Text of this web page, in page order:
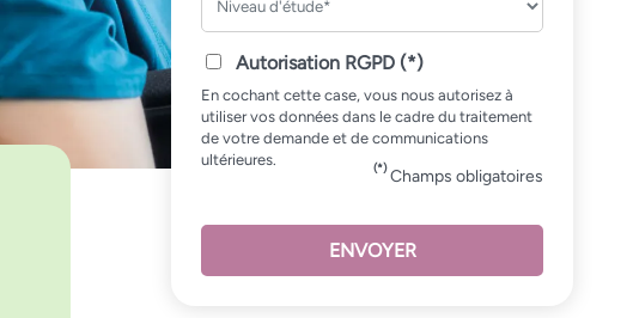
Autorisation RGPD (*)
En cochant cette case, vous nous autorisez à
utiliser vos données dans le cadre du traitement
de votre demande et de communications
ultérieures.
(*)Champs obligatoires
ENVOYER